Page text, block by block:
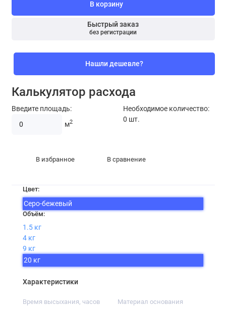
В корзину
Быстрый заказ
без регистрации
Нашли дешевле?
Калькулятор расхода
Введите площадь:
м2
Необходимое количество:
0 шт.
В избранное В сравнение
Цвет:
Серо-бежевый
Объём:
1.5 кг
4 кг
9 кг
20 кг
Характеристики
Время высыхания, часов Материал основания